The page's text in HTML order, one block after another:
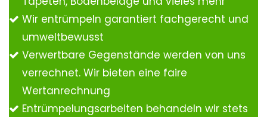
Wir entrümpeln garantiert fachgerecht und
umweltbewusst
Verwertbare Gegenstände werden von uns
verrechnet. Wir bieten eine faire
Wertanrechnung
Entrümpelungsarbeiten behandeln wir stets